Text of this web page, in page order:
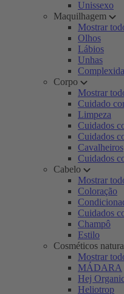
Unissexo
Maquilhagem
Mostrar
Olhos
Lábios
Unhas
Corpo
Mostrar
Cuidado
Limpeza
Cuidados
Cuidados
Cavalheiros
Cuidados
Cabelo
Mostrar
Coloração
Cuidados
Champô
Estilo
Cosméticos
Mostrar
MÁDARA
Hej
Heliotrop